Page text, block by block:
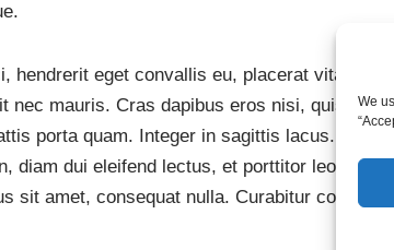
We
eget convallis eu, placerat vitae
nec mauris. Cras dapibus eros nisi, quis
porta quam. Integer in sagittis lacus. Nunc
dui eleifend lectus, et porttitor leo libero
sit amet, consequat nulla. Curabitur